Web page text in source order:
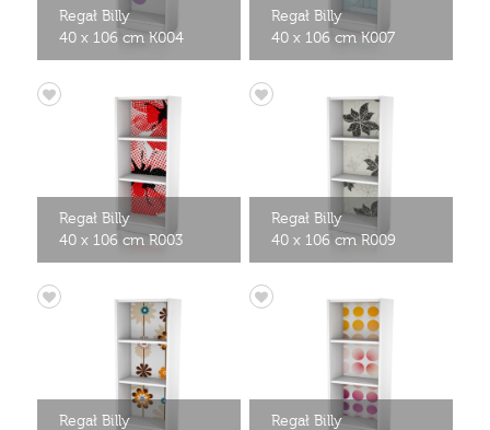
Regał Billy
40 x 106 cm K004
Regał Billy
40 x 106 cm K007
Regał Billy
40 x 106 cm R003
Regał Billy
40 x 106 cm R009
Regał Billy
Regał Billy